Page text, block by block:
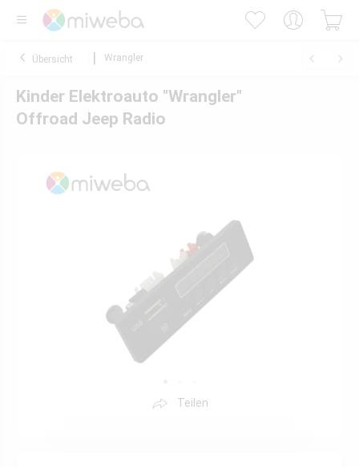
Übersicht Wrangler
Kinder Elektroauto "Wrangler"
Offroad Jeep Radio
Teilen